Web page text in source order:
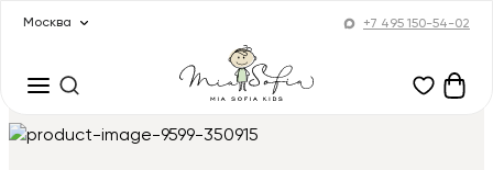
Москва +7 495 150-54-02